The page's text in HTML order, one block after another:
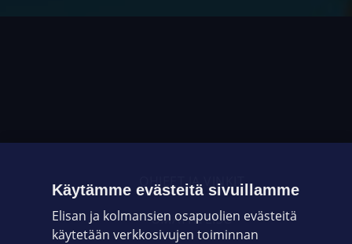
OHJEET JA VINKIT
OMAYHTEISÖ
Käytämme evästeitä sivuillamme
Elisan ja kolmansien osapuolien evästeitä
käytetään verkkosivujen toiminnan